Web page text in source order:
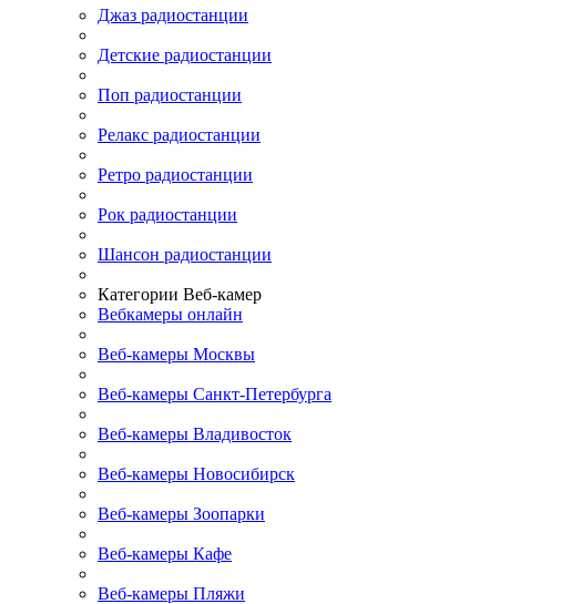
Джаз радиостанции
Детские радиостанции
Поп радиостанции
Релакс радиостанции
Ретро радиостанции
Рок радиостанции
Шансон радиостанции
Категории Веб-камер
Вебкамеры онлайн
Веб-камеры Москвы
Веб-камеры Санкт-Петербурга
Веб-камеры Владивосток
Веб-камеры Новосибирск
Веб-камеры Зоопарки
Веб-камеры Кафе
Веб-камеры Пляжи